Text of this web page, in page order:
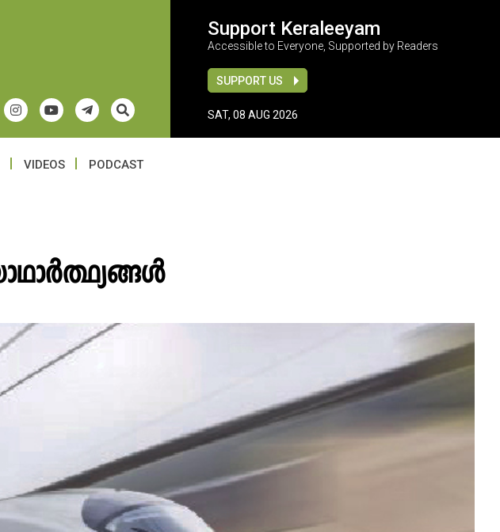
Support Keraleeyam
Accessible to Everyone, Supported by Readers
SUPPORT US
SAT, 08 AUG 2026
VIDEOS PODCAST